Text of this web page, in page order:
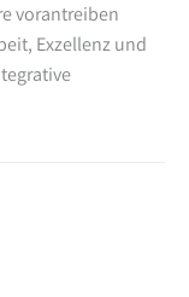
vorantreiben
Exzellenz und